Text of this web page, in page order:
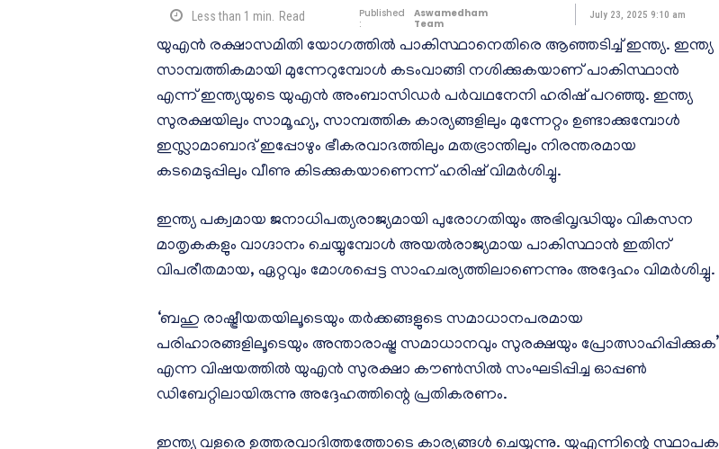
Less than 1 min. Read
Published
:
Aswamedham
Team
July 23, 2025 9:10 am
യുഎന്‍ രക്ഷാസമിതി യോഗത്തില്‍ പാകിസ്ഥാനെതിരെ ആഞ്ഞടിച്ച് ഇന്ത്യ. ഇന്ത്യ
സാമ്പത്തികമായി മുന്നേറുമ്പോള്‍ കടംവാങ്ങി നശിക്കുകയാണ് പാകിസ്ഥാന്‍
എന്ന് ഇന്ത്യയുടെ യുഎന്‍ അംബാസിഡര്‍ പര്‍വഥനേനി ഹരിഷ് പറഞ്ഞു. ഇന്ത്യ
സുരക്ഷയിലും സാമൂഹ്യ, സാമ്പത്തിക കാര്യങ്ങളിലും മുന്നേറ്റം ഉണ്ടാക്കുമ്പോള്‍
ഇസ്ലാമാബാദ് ഇപ്പോഴും ഭീകരവാദത്തിലും മതഭ്രാന്തിലും നിരന്തരമായ
കടമെടുപ്പിലും വീണു കിടക്കുകയാണെന്ന് ഹരിഷ് വിമര്‍ശിച്ചു.
ഇന്ത്യ പക്വമായ ജനാധിപത്യരാജ്യമായി പുരോഗതിയും അഭിവൃദ്ധിയും വികസന
മാതൃകകളും വാഗ്ദാനം ചെയ്യുമ്പോള്‍ അയല്‍രാജ്യമായ പാകിസ്ഥാന്‍ ഇതിന്
വിപരീതമായ, ഏറ്റവും മോശപ്പെട്ട സാഹചര്യത്തിലാണെന്നും അദ്ദേഹം വിമര്‍ശിച്ചു.
‘ബഹു രാഷ്ട്രീയതയിലൂടെയും തര്‍ക്കങ്ങളുടെ സമാധാനപരമായ
പരിഹാരങ്ങളിലൂടെയും അന്താരാഷ്ട്ര സമാധാനവും സുരക്ഷയും പ്രോത്സാഹിപ്പിക്കുക’
എന്ന വിഷയത്തില്‍ യുഎന്‍ സുരക്ഷാ കൗണ്‍സില്‍ സംഘടിപ്പിച്ച ഓപ്പണ്‍
ഡിബേറ്റിലായിരുന്നു അദ്ദേഹത്തിന്റെ പ്രതികരണം.
ഇന്ത്യ വളരെ ഉത്തരവാദിത്തത്തോടെ കാര്യങ്ങള്‍ ചെയ്യുന്നു. യുഎന്നിന്റെ സ്ഥാപക